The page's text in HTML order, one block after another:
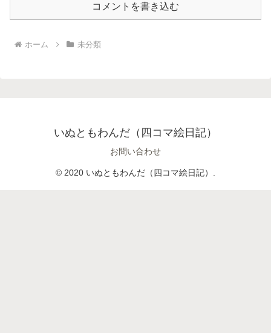
コメントを書き込む
ホーム 未分類
いぬともわんだ（四コマ絵日記）
お問い合わせ
© 2020 いぬともわんだ（四コマ絵日記）.